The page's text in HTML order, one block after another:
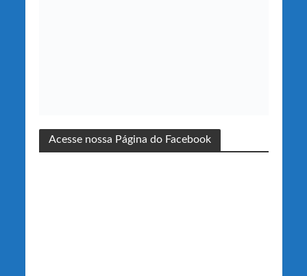
Acesse nossa Página do Facebook